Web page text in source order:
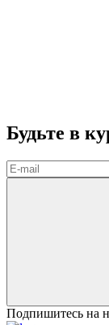
Будьте в
Подпишитесь на